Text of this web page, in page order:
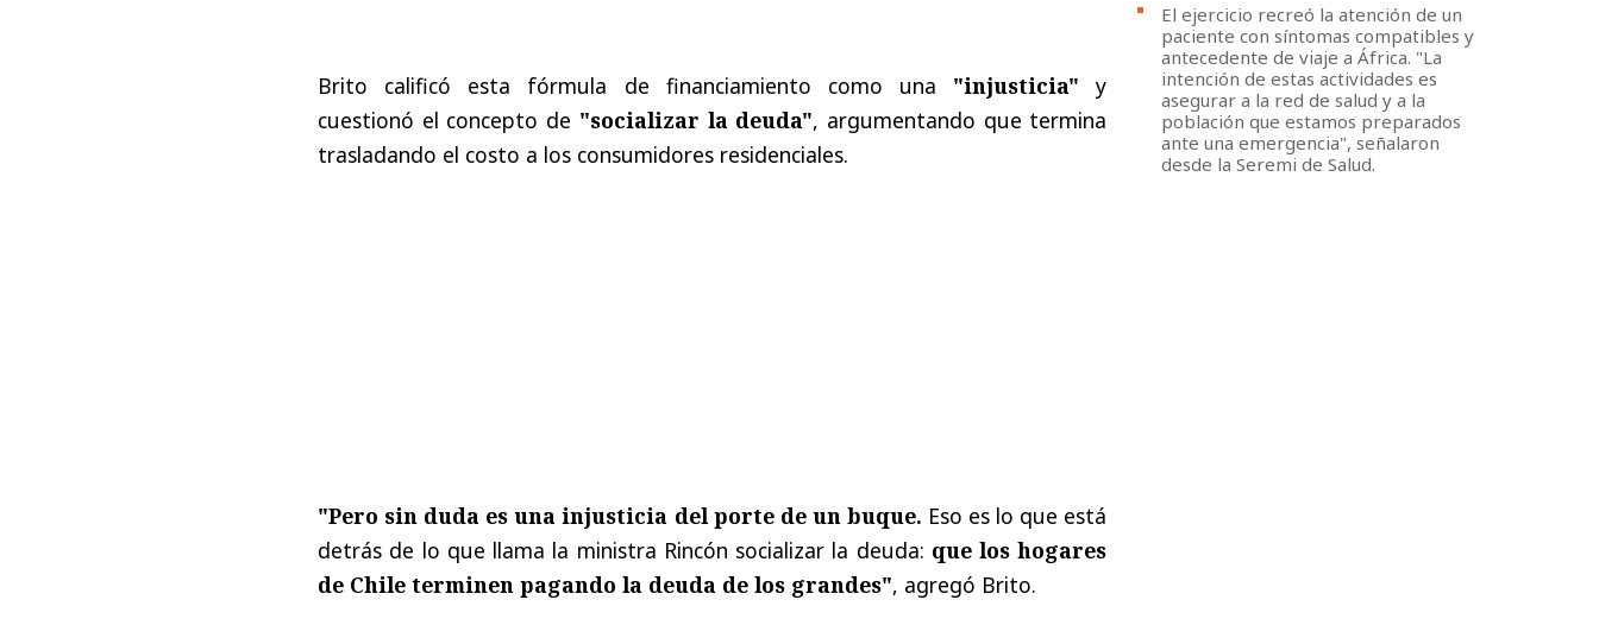
Brito calificó esta fórmula de financiamiento como una "injusticia" y
cuestionó el concepto de "socializar la deuda", argumentando que termina
trasladando el costo a los consumidores residenciales.
"Pero sin duda es una injusticia del porte de un buque. Eso es lo que está
detrás de lo que llama la ministra Rincón socializar la deuda: que los hogares
de Chile terminen pagando la deuda de los grandes", agregó Brito.
El ejercicio recreó la atención de un
paciente con síntomas compatibles y
antecedente de viaje a África. "La
intención de estas actividades es
asegurar a la red de salud y a la
población que estamos preparados
ante una emergencia", señalaron
desde la Seremi de Salud.